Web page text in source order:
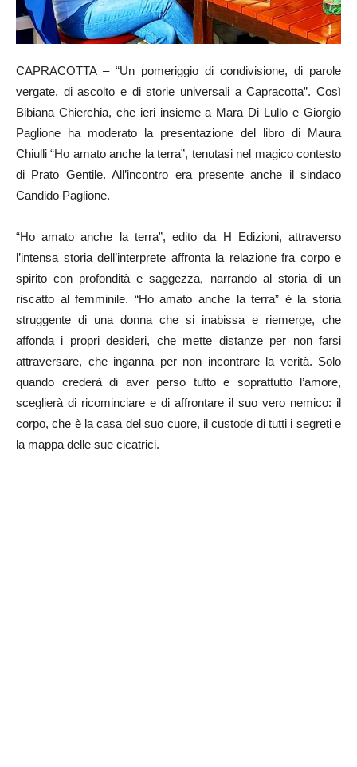
CAPRACOTTA – “Un pomeriggio di condivisione, di parole
vergate, di ascolto e di storie universali a Capracotta”. Così
Bibiana Chierchia, che ieri insieme a Mara Di Lullo e Giorgio
Paglione ha moderato la presentazione del libro di Maura
Chiulli “Ho amato anche la terra”, tenutasi nel magico contesto
di Prato Gentile. All’incontro era presente anche il sindaco
Candido Paglione.
“Ho amato anche la terra”, edito da H Edizioni, attraverso
l’intensa storia dell’interprete affronta la relazione fra corpo e
spirito con profondità e saggezza, narrando al storia di un
riscatto al femminile. “Ho amato anche la terra” è la storia
struggente di una donna che si inabissa e riemerge, che
affonda i propri desideri, che mette distanze per non farsi
attraversare, che inganna per non incontrare la verità. Solo
quando crederà di aver perso tutto e soprattutto l’amore,
sceglierà di ricominciare e di affrontare il suo vero nemico: il
corpo, che è la casa del suo cuore, il custode di tutti i segreti e
la mappa delle sue cicatrici.